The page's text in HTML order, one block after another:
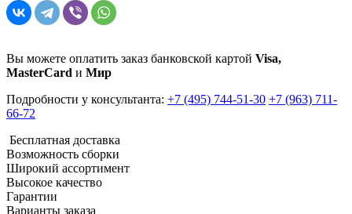
Вы можете оплатить заказ банковской картой Visa,
MasterCard и Мир
Подробности у консультанта: +7 (495) 744-51-30 +7 (963) 711-
66-72
Бесплатная доставка
Возможность сборки
Широкий ассортимент
Высокое качество
Гарантии
Варианты заказа